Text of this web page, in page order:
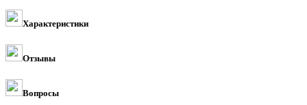
Характеристики
Отзывы
Вопросы